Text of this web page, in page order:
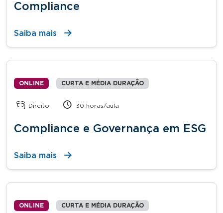
Compliance
Saiba mais
ONLINE CURTA E MÉDIA DURAÇÃO
Direito 30 horas/aula
Compliance e Governança em ESG
Saiba mais
ONLINE CURTA E MÉDIA DURAÇÃO